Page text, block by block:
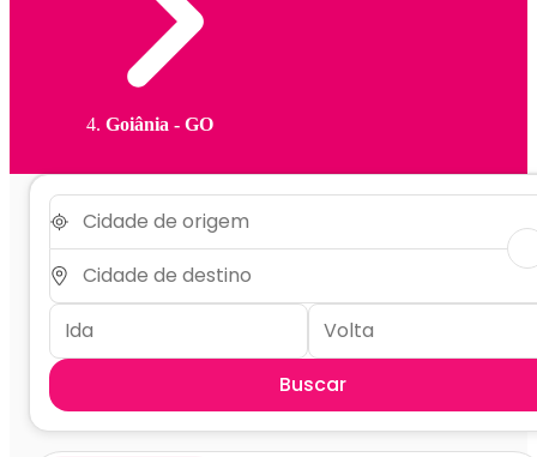
Goiânia - GO
Buscar